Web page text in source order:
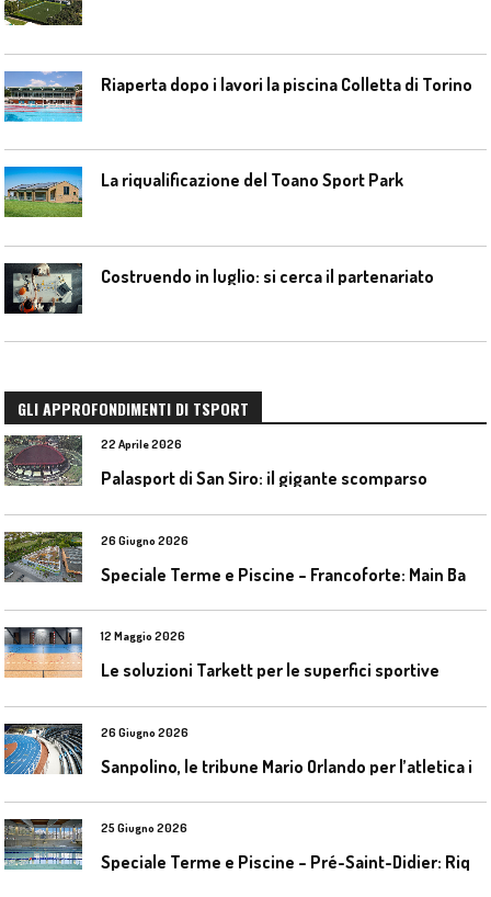
Riaperta dopo i lavori la piscina Colletta di Torino
La riqualificazione del Toano Sport Park
Costruendo in luglio: si cerca il partenariato
GLI APPROFONDIMENTI DI TSPORT
22 Aprile 2026
Palasport di San Siro: il gigante scomparso
26 Giugno 2026
12 Maggio 2026
Le soluzioni Tarkett per le superfici sportive
26 Giugno 2026
25 Giugno 2026